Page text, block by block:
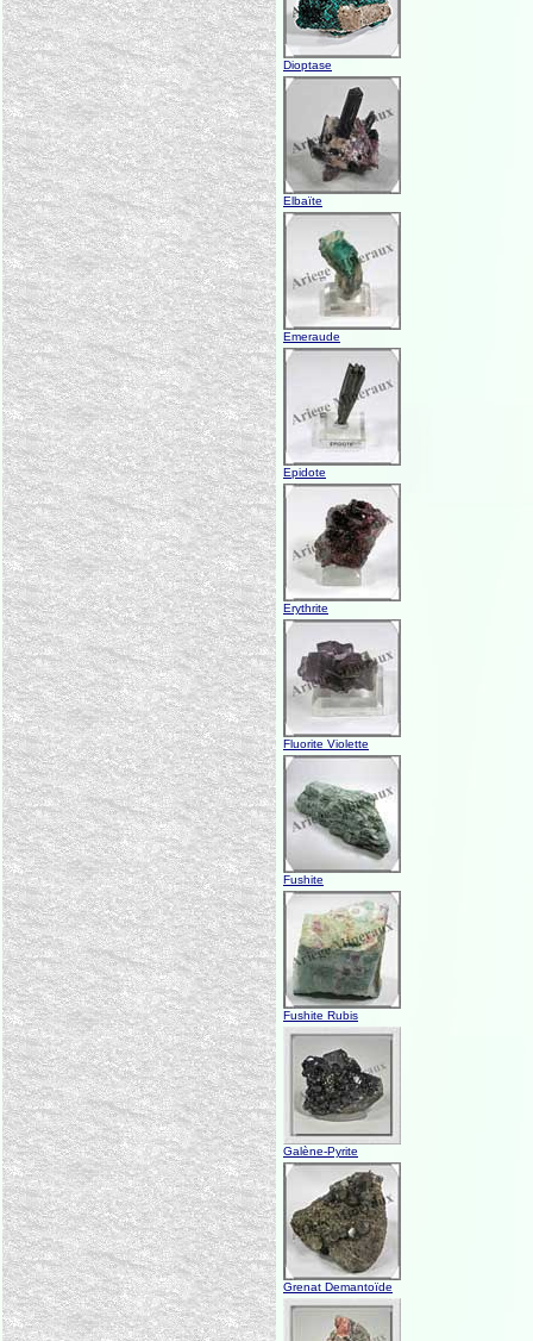
Dioptase
Elbaïte
Emeraude
Epidote
Erythrite
Fluorite Violette
Fushite
Fushite Rubis
Galène-Pyrite
Grenat Demantoïde